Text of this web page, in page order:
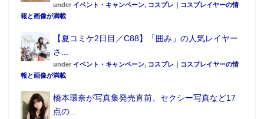
under イベント・キャンペーン, コスプレ｜コスプレイヤーの情
報と画像が満載
【夏コミケ2日目／C88】「囲み」の人気レイヤー
さ...
under イベント・キャンペーン, コスプレ｜コスプレイヤーの情
報と画像が満載
橋本環奈が写真集発売直前、セクシー写真など17
点の...